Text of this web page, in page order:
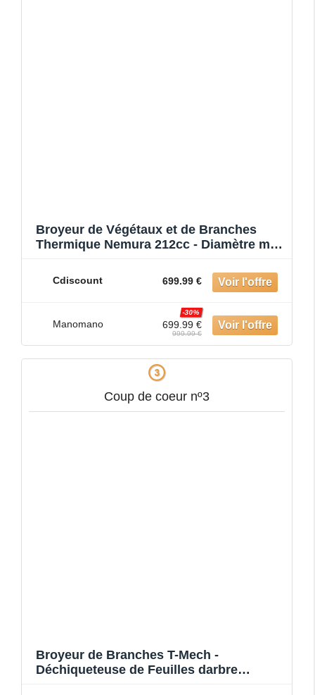
Broyeur de Végétaux et de Branches
Thermique Nemura 212cc - Diamètre max
Cdiscount 699.99 €
Manomano 699.99 €
-30%
999.99 €
Coup de coeur nº3
Broyeur de Branches T-Mech -
Déchiqueteuse de Feuilles darbre